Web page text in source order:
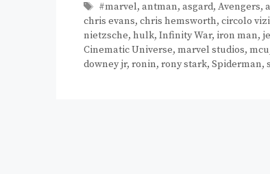
#marvel, antman, asgard, Avengers,
chris evans, chris hemsworth, circolo
nietzsche, hulk, Infinity War, iron man,
Cinematic Universe, marvel studios, mcu
downey jr, ronin, rony stark, Spiderman,